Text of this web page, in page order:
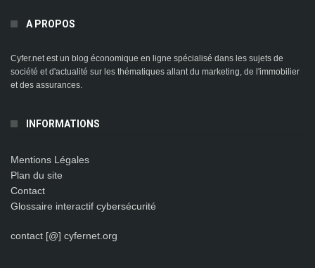
A PROPOS
Cyfer.net est un blog économique en ligne spécialisé dans les sujets de
société et d'actualité sur les thématiques allant du marketing, de l'immobilier
et des assurances.
INFORMATIONS
Mentions Légales
Plan du site
Contact
Glossaire interactif cybersécurité
contact [@] cyfernet.org